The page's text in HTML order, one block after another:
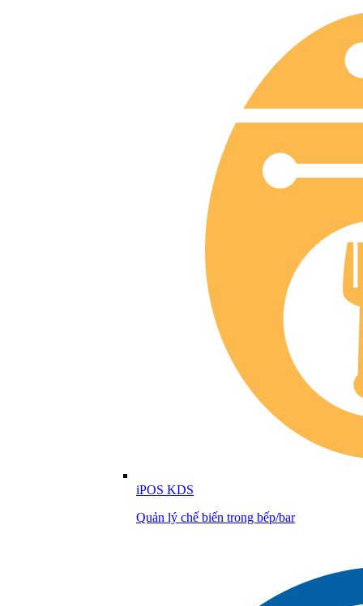
iPOS KDS
Quản lý chế biến trong bếp/bar